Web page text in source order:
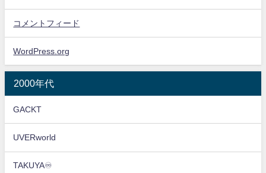
コメントフィード
WordPress.org
2000年代
GACKT
UVERworld
TAKUYA♾️